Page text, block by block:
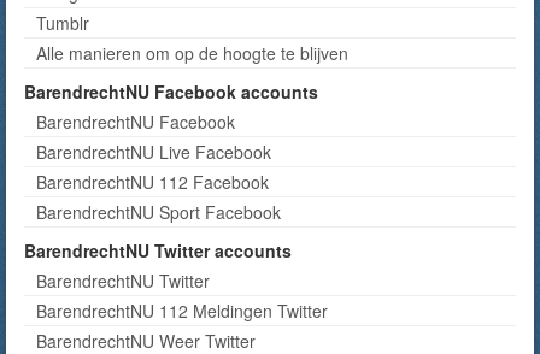
Tumblr
Alle manieren om op de hoogte te blijven
BarendrechtNU Facebook accounts
BarendrechtNU Facebook
BarendrechtNU Live Facebook
BarendrechtNU 112 Facebook
BarendrechtNU Sport Facebook
BarendrechtNU Twitter accounts
BarendrechtNU Twitter
BarendrechtNU 112 Meldingen Twitter
BarendrechtNU Weer Twitter